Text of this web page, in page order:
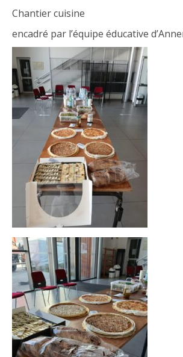
Chantier cuisine
encadré par l’équipe éducative